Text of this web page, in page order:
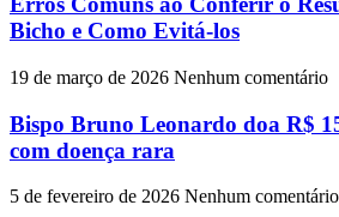
Bicho e Como Evitá-los
19 de março de 2026 Nenhum comentário
Bispo Bruno Leonardo doa R$
com doença rara
5 de fevereiro de 2026 Nenhum comentário